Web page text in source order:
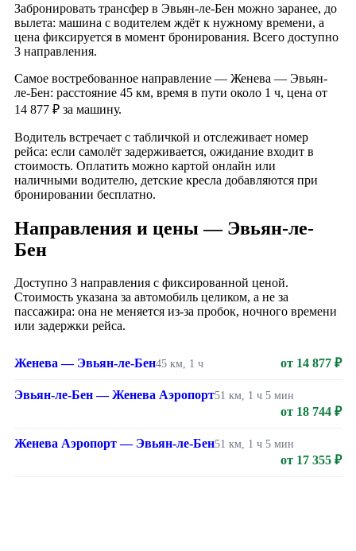
Забронировать трансфер в Эвьян-ле-Бен можно заранее, до
вылета: машина с водителем ждёт к нужному времени, а
цена фиксируется в момент бронирования. Всего доступно
3 направления.
Самое востребованное направление — Женева — Эвьян-
ле-Бен: расстояние 45 км, время в пути около 1 ч, цена от
14 877 ₽ за машину.
Водитель встречает с табличкой и отслеживает номер
рейса: если самолёт задерживается, ожидание входит в
стоимость. Оплатить можно картой онлайн или
наличными водителю, детские кресла добавляются при
бронировании бесплатно.
Направления и цены — Эвьян-ле-
Бен
Доступно 3 направления с фиксированной ценой.
Стоимость указана за автомобиль целиком, а не за
пассажира: она не меняется из-за пробок, ночного времени
или задержки рейса.
Женева — Эвьян-ле-Бен45 км, 1 ч от 14 877 ₽
Эвьян-ле-Бен — Женева Аэропорт51 км, 1 ч 5 мин
от 18 744 ₽
Женева Аэропорт — Эвьян-ле-Бен51 км, 1 ч 5 мин
от 17 355 ₽